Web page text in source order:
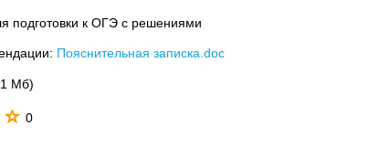
подготовки к ОГЭ с решениями
Пояснительная записка.doc
Мб)
0